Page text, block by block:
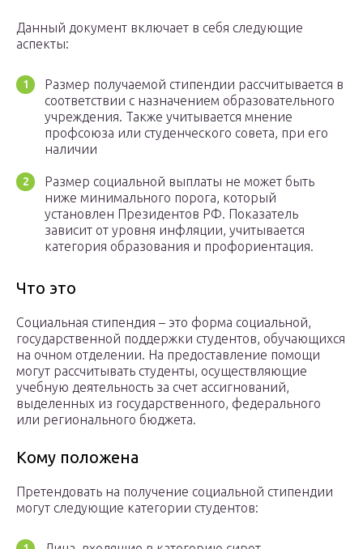
Данный документ включает в себя следующие
аспекты:
Размер получаемой стипендии рассчитывается в
соответствии с назначением образовательного
учреждения. Также учитывается мнение
профсоюза или студенческого совета, при его
наличии
Размер социальной выплаты не может быть
ниже минимального порога, который
установлен Президентов РФ. Показатель
зависит от уровня инфляции, учитывается
категория образования и профориентация.
Что это
Социальная стипендия – это форма социальной,
государственной поддержки студентов, обучающихся
на очном отделении. На предоставление помощи
могут рассчитывать студенты, осуществляющие
учебную деятельность за счет ассигнований,
выделенных из государственного, федерального
или регионального бюджета.
Кому положена
Претендовать на получение социальной стипендии
могут следующие категории студентов: